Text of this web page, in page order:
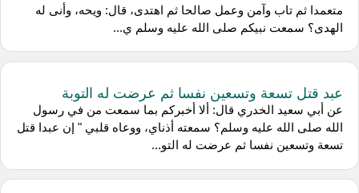
متعمدا ثم تاب وآمن وعمل صالحا ثم اهتدى، قال: ويحه، وأنى له
الهدى؟ سمعت نبيكم صلى الله عليه وسلم ي...
عبد قتل تسعة وتسعين نفسا ثم عرضت له التوبة
عن أبي سعيد الخدري قال: ألا أخبركم بما سمعت من في رسول
الله صلى الله عليه وسلم؟ سمعته أذناي، ووعاه قلبي " إن عبدا قتل
تسعة وتسعين نفسا ثم عرضت له التو...